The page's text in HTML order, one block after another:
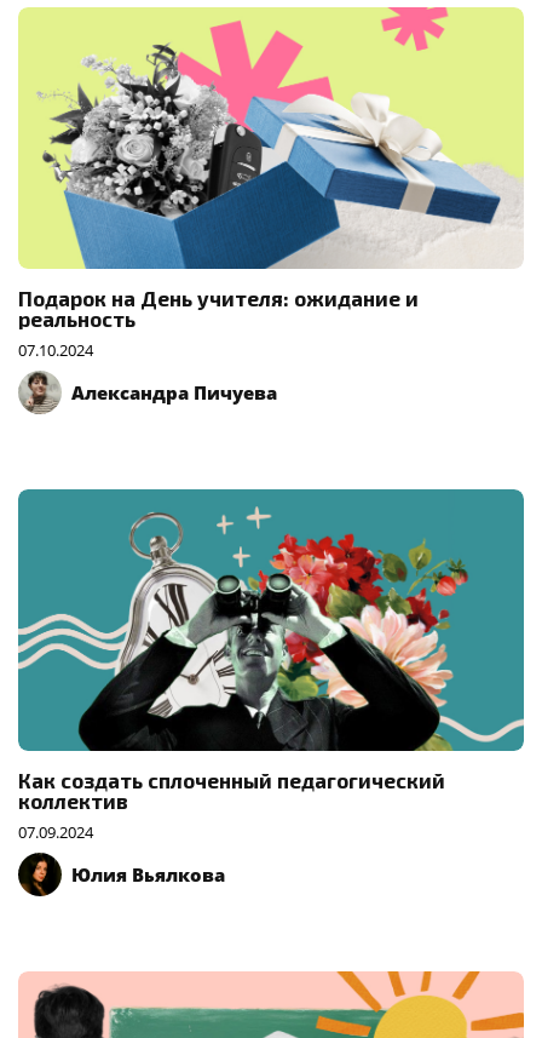
Подарок на День учителя: ожидание и
реальность
07.10.2024
Александра Пичуева
Как создать сплоченный педагогический
коллектив
07.09.2024
Юлия Вьялкова